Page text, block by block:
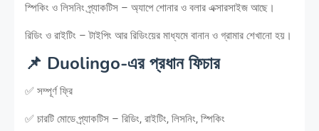
স্পিকিং ও লিসনিং প্র্যাকটিস – অ্যাপে শোনার ও বলার এক্সারসাইজ আছে।
রিডিং ও রাইটিং – টাইপিং আর রিডিংয়ের মাধ্যমে বানান ও গ্রামার শেখানো হয়।
📌 Duolingo-এর প্রধান ফিচার
✅ সম্পূর্ণ ফ্রি
✅ চারটি মোডে প্র্যাকটিস – রিডিং, রাইটিং, লিসনিং, স্পিকিং